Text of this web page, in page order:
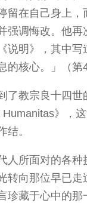
留在自己身上，
强调悔改。他再
说明》，其中写
的核心。」（第
了教宗良十四世
Humanitas》，
结。
人所面对的各
转向那位早已走
珍藏于心中的那